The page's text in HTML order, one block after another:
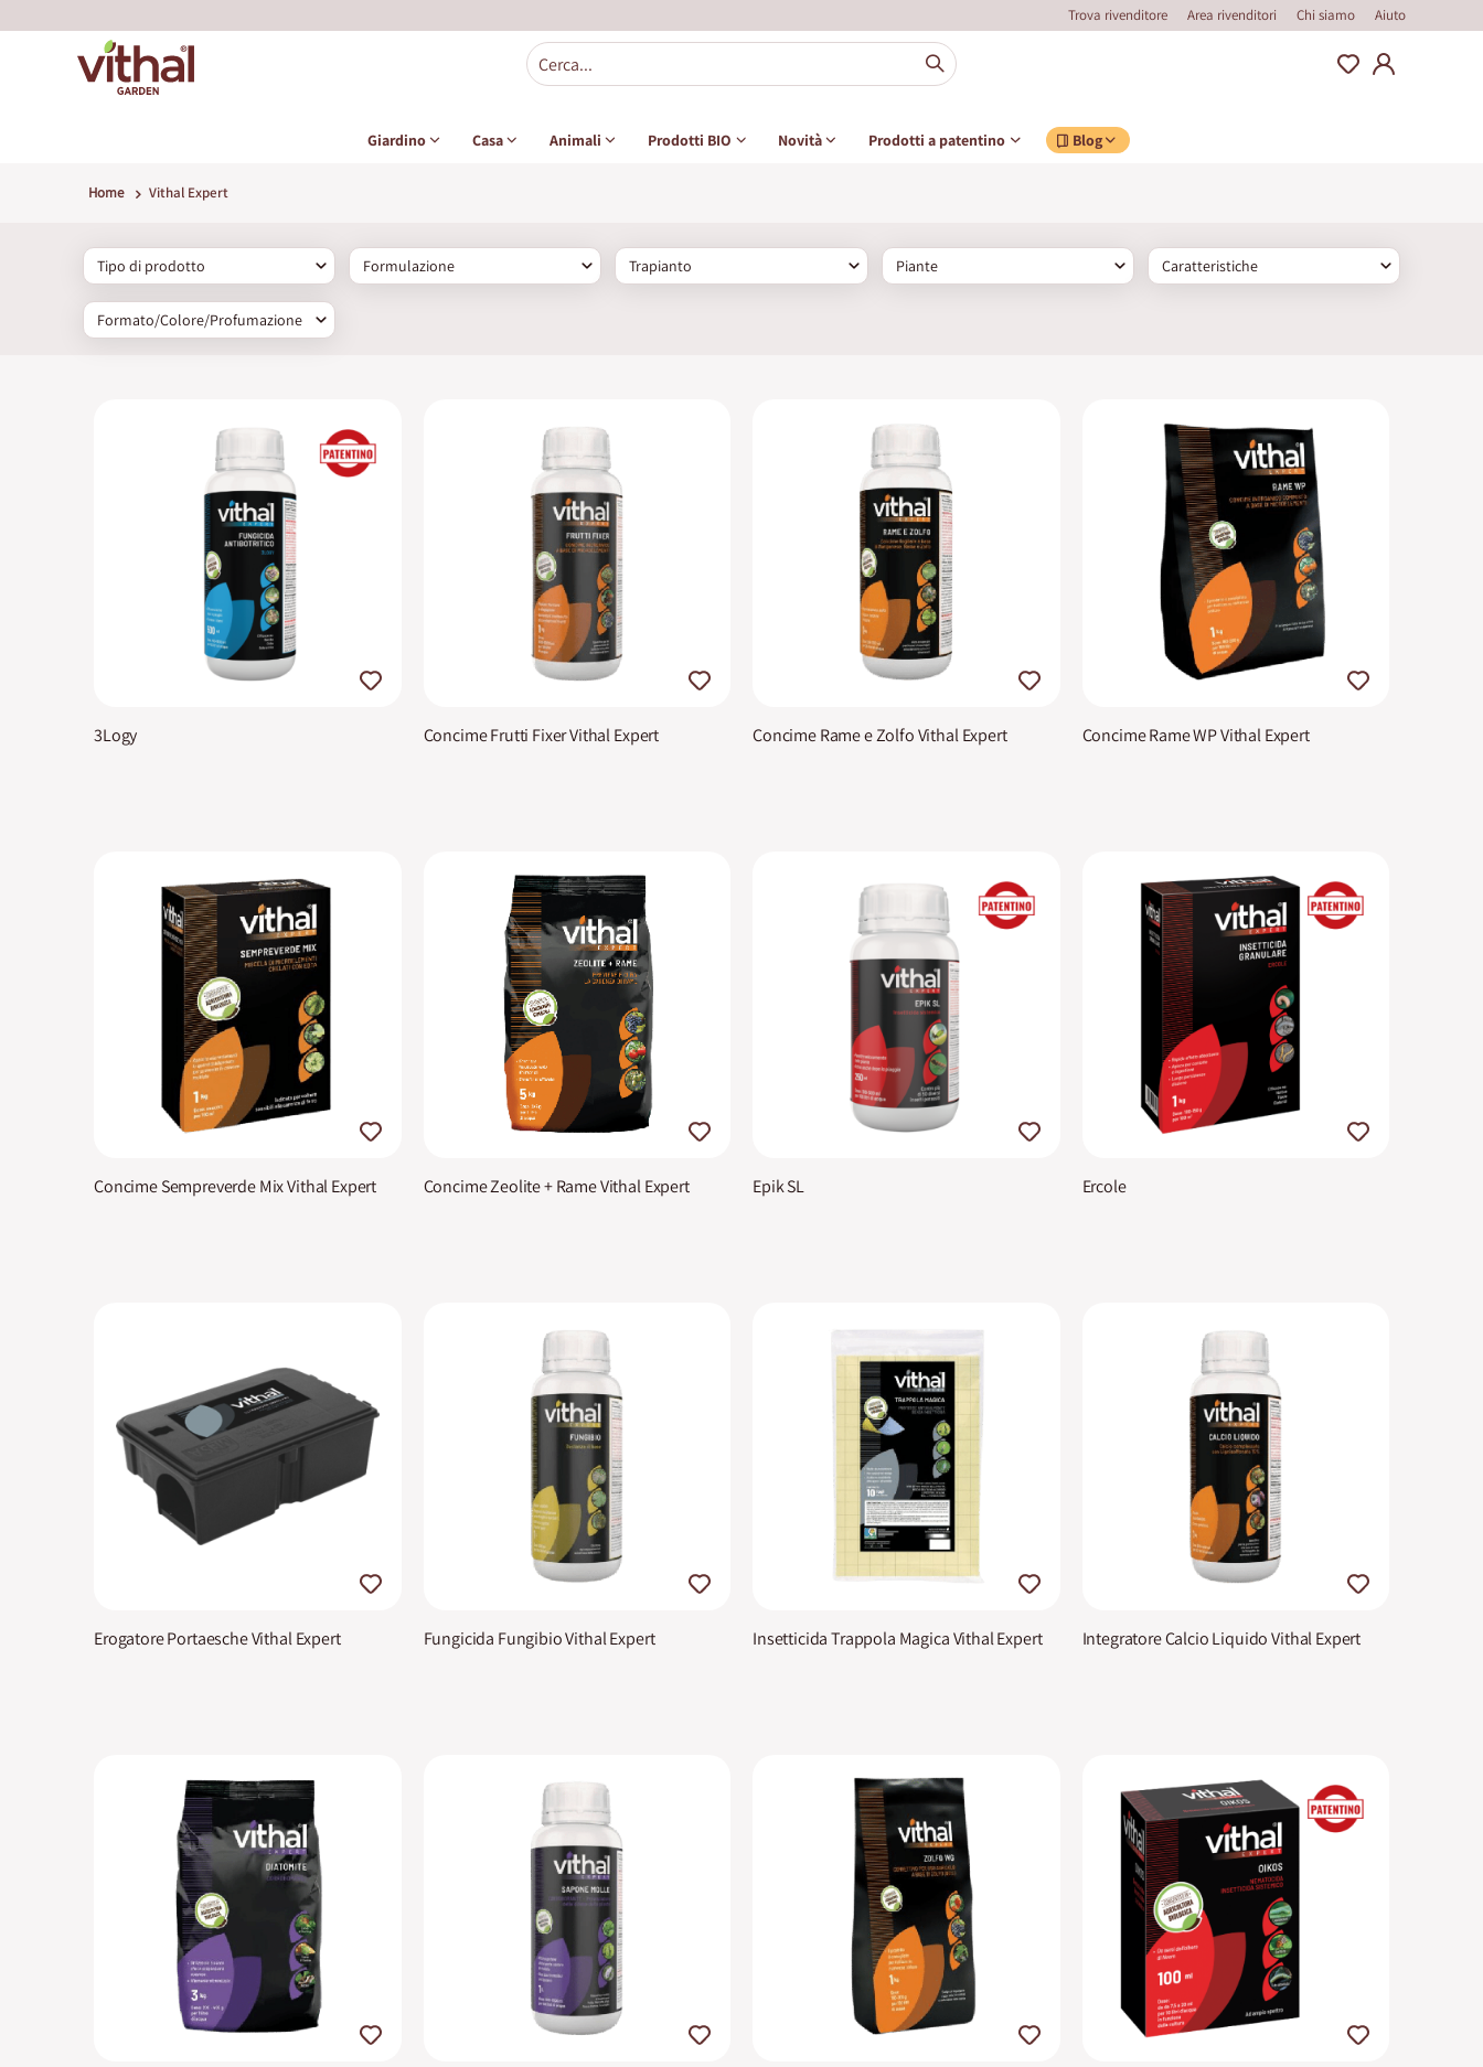
Trova rivenditore Area rivenditori Chi siamo Aiuto
Giardino Casa Animali Prodotti BIO Novità Prodotti a patentino Blog
Home Vithal Expert
Tipo di prodotto Formulazione Trapianto Piante Caratteristiche
Formato/Colore/Profumazione
3Logy Concime Frutti Fixer Vithal Expert Concime Rame e Zolfo Vithal Expert Concime Rame WP Vithal Expert
Concime Sempreverde Mix Vithal Expert Concime Zeolite + Rame Vithal Expert Epik SL Ercole
Erogatore Portaesche Vithal Expert Fungicida Fungibio Vithal Expert Insetticida Trappola Magica Vithal Expert Integratore Calcio Liquido Vithal Expert